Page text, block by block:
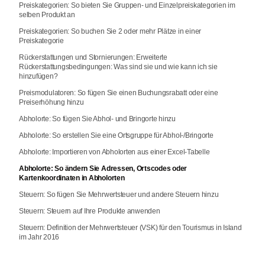
Preiskategorien: So bieten Sie Gruppen- und Einzelpreiskategorien im
selben Produkt an
Preiskategorien: So buchen Sie 2 oder mehr Plätze in einer
Preiskategorie
Rückerstattungen und Stornierungen: Erweiterte
Rückerstattungsbedingungen: Was sind sie und wie kann ich sie
hinzufügen?
Preismodulatoren: So fügen Sie einen Buchungsrabatt oder eine
Preiserhöhung hinzu
Abholorte: So fügen Sie Abhol- und Bringorte hinzu
Abholorte: So erstellen Sie eine Ortsgruppe für Abhol-/Bringorte
Abholorte: Importieren von Abholorten aus einer Excel-Tabelle
Abholorte: So ändern Sie Adressen, Ortscodes oder
Kartenkoordinaten in Abholorten
Steuern: So fügen Sie Mehrwertsteuer und andere Steuern hinzu
Steuern: Steuern auf Ihre Produkte anwenden
Steuern: Definition der Mehrwertsteuer (VSK) für den Tourismus in Island
im Jahr 2016